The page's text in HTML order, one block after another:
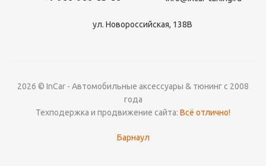
ул. Новороссийская, 138В
2026 © InCar - Автомобильные аксессуары & тюнинг с 2008
года
Техподержка и продвижение сайта: Всё отлично!
Барнаул